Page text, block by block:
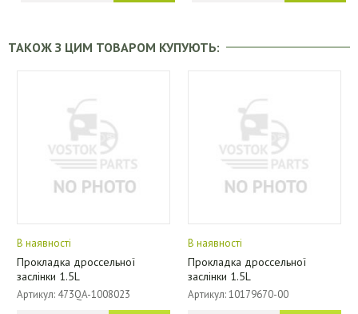
ТАКОЖ З ЦИМ ТОВАРОМ КУПУЮТЬ:
В наявності
Прокладка дроссельної
заслінки 1.5L
Артикул: 473QA-1008023
В наявності
Прокладка дроссельної
заслінки 1.5L
Артикул: 10179670-00